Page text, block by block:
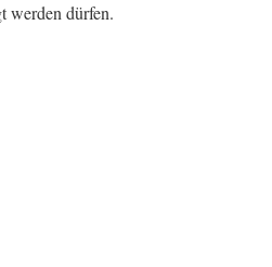
werden dürfen.